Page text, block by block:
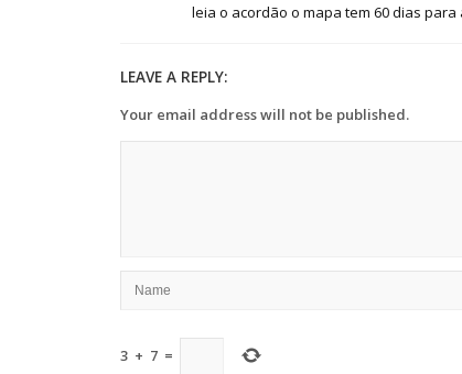
comer
leia o acordão o mapa tem 60 dias
LEAVE A REPLY:
Your email address will not be published.
3 + 7 =